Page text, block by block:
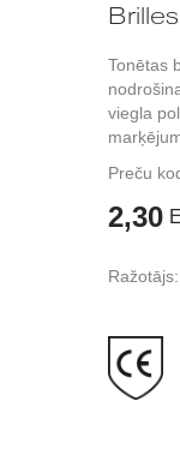
Tonētas
viegla
Preču
2,30
Ražotājs: